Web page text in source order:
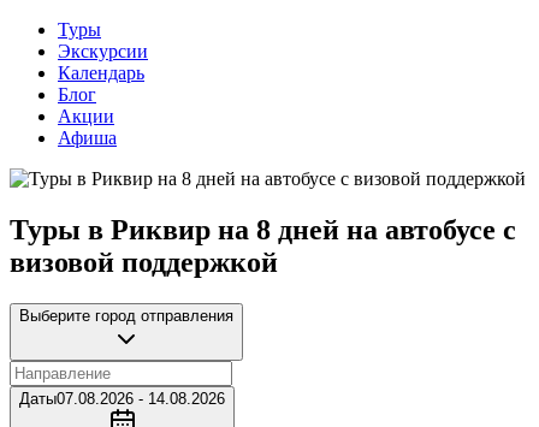
Туры
Экскурсии
Календарь
Блог
Акции
Афиша
Туры в Риквир на 8 дней на автобусе с
визовой поддержкой
Выберите город отправления
Даты07.08.2026 - 14.08.2026